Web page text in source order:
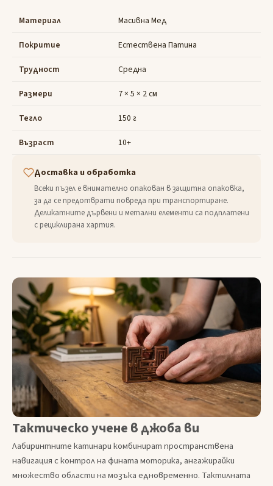
Материал Масивна Мед
Покритие Естествена Патина
Трудност Средна
Размери 7 × 5 × 2 см
Тегло 150 г
Възраст 10+
Доставка и обработка
Всеки пъзел е внимателно опакован в защитна опаковка,
за да се предотврати повреда при транспортиране.
Деликатните дървени и метални елементи са подплатени
с рециклирана хартия.
Тактическо учене в джоба ви
Лабиринтните катинари комбинират пространствена
навигация с контрол на фината моторика, ангажирайки
множество области на мозъка едновременно. Тактилната